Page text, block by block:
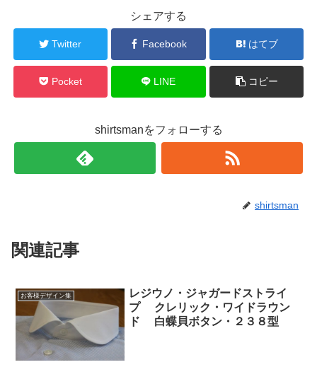
シェアする
Twitter Facebook はてブ
Pocket LINE コピー
shirtsmanをフォローする
shirtsman
関連記事
お客様デザイン集
レジウノ・ジャガードストライ
プ クレリック・ワイドラウン
ド 白蝶貝ボタン・２３８型